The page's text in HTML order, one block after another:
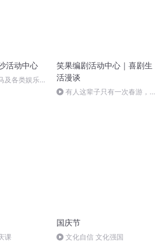
活动中心
及各类娱乐项
笑果编剧活动中心｜喜剧生
活漫谈
有人这辈子只有一次春游，有
课
国庆节
文化自信 文化强国